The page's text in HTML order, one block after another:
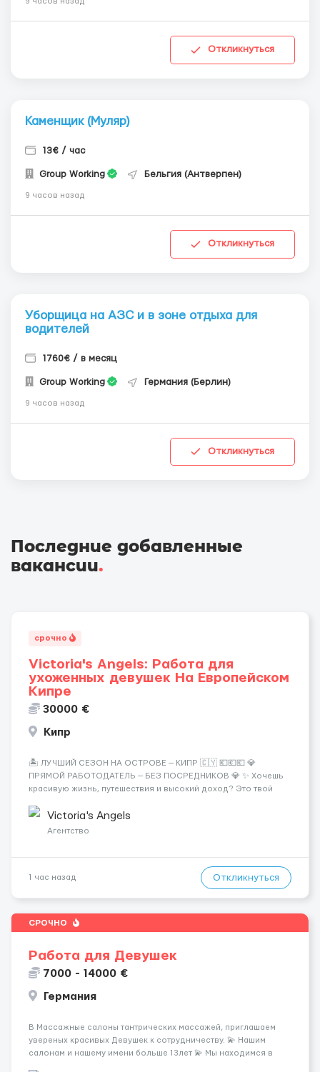
Откликнуться
Каменщик (Муляр)
13€ / час
Group Working Бельгия (Антверпен)
9 часов назад
Откликнуться
Уборщица на АЗС и в зоне отдыха для
водителей
1760€ / в месяц
Group Working Германия (Берлин)
9 часов назад
Откликнуться
Последние добавленные
вакансии.
срочно
Victoria's Angels: Работа для
ухоженных девушек На Европейском
Кипре
30000 €
Кипр
🏝️ ЛУЧШИЙ СЕЗОН НА ОСТРОВЕ — КИПР 🇨🇾 💶💶💶 💎
ПРЯМОЙ РАБОТОДАТЕЛЬ — БЕЗ ПОСРЕДНИКОВ 💎 ✨ Хочешь
красивую жизнь, путешествия и высокий доход? Это твой
Опытная команда с годами практики — Стабильный поток
клиентов (без ...
Victoria's Angels
Агентство
1 час назад Откликнуться
СРОЧНО
Работа для Девушек
7000 - 14000 €
Германия
В Массажные салоны тантрических массажей, приглашаем
увереных красивых Девушек к сотрудничеству. 💫 Нашим
салонам и нашему имени больше 13лет 💫 Мы находимся в